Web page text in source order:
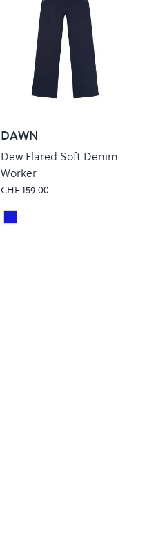
DAWN
Dew Flared Soft Denim
Worker
CHF 159.00
Colour
NIGHTSKY NAVY